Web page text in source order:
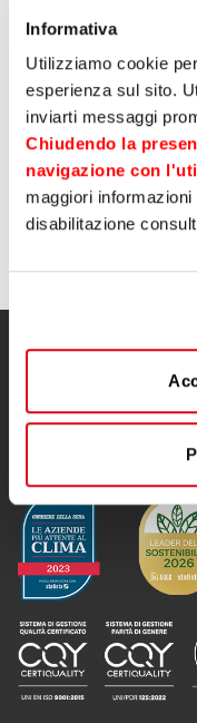
Informativa
Utilizziamo cookie
esperienza sul sito.
inviarti messaggi
Chiudendo la
navigazione con
maggiori
disabilitazione
Dies
interes-
News 04 August
Sparkasse
vorläufigen
30.06.2026